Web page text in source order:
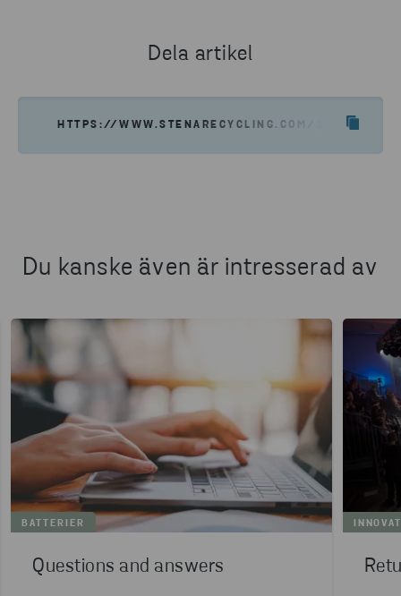
Dela artikel
HTTPS://WWW.STENARECYCLING.COM/SV/
Du kanske även är intresserad av
BATTERIER
Questions and answers